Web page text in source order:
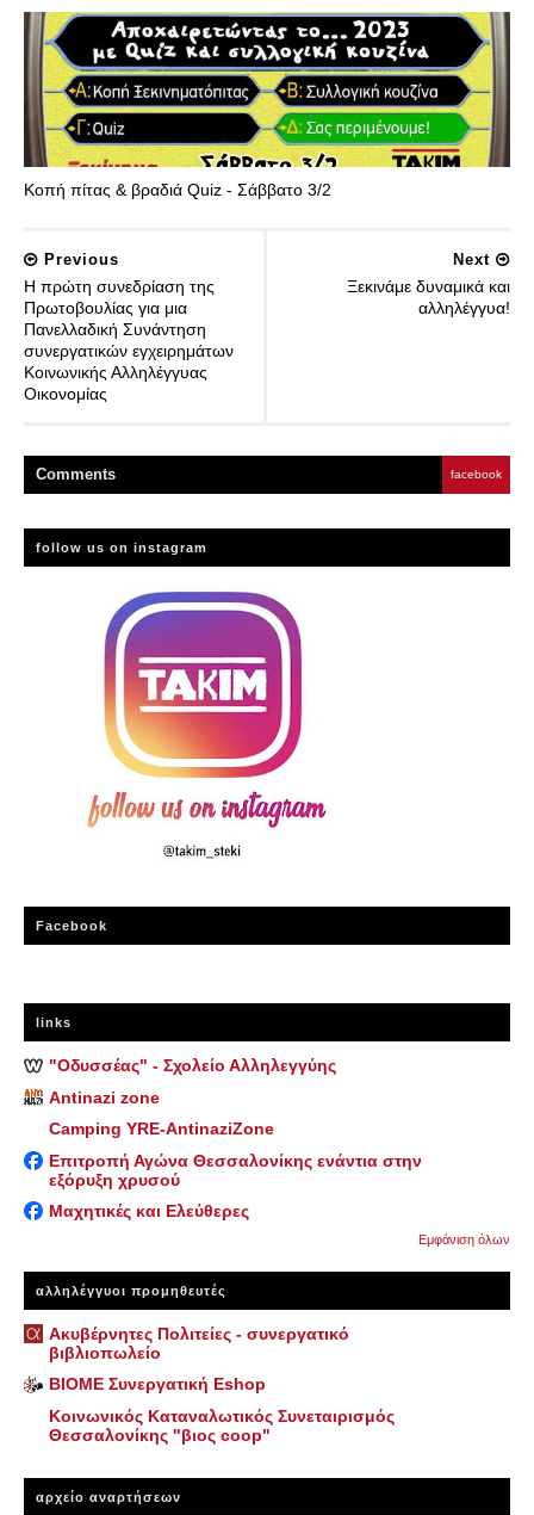
Κοπή πίτας & βραδιά Quiz - Σάββατο 3/2
Next
Ξεκινάμε δυναμικά και
αλληλέγγυα!
Previous
Η πρώτη συνεδρίαση της
Πρωτοβουλίας για μια
Πανελλαδική Συνάντηση
συνεργατικών εγχειρημάτων
Κοινωνικής Αλληλέγγυας
Οικονομίας
Comments facebook
follow us on instagram
Facebook
links
"Οδυσσέας" - Σχολείο Αλληλεγγύης
Antinazi zone
Camping YRE-AntinaziZone
Επιτροπή Αγώνα Θεσσαλονίκης ενάντια στην
εξόρυξη χρυσού
Μαχητικές και Ελεύθερες
Εμφάνιση όλων
αλληλέγγυοι προμηθευτές
Ακυβέρνητες Πολιτείες - συνεργατικό
βιβλιοπωλείο
ΒΙΟΜΕ Συνεργατική Eshop
Κοινωνικός Καταναλωτικός Συνεταιρισμός
Θεσσαλονίκης "βιος coop"
αρχείο αναρτήσεων